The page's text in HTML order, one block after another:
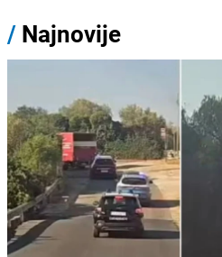
/ Najnovije